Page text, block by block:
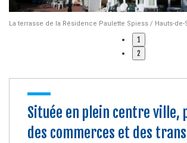
La terrasse de la Résidence Paulette Spiess / Hauts-de-
1
2
Située en plein centre ville,
des commerces et des